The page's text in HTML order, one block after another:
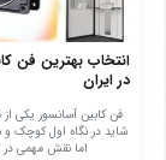
انتخاب بهترین فن
در ایران
فن کابین آسانسور یکی
شاید در نگاه اول کوچک و
اما نقش مهمی در